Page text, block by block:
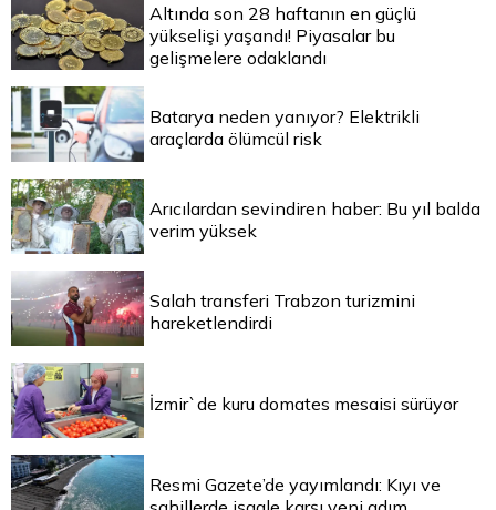
Altında son 28 haftanın en güçlü
yükselişi yaşandı! Piyasalar bu
gelişmelere odaklandı
Batarya neden yanıyor? Elektrikli
araçlarda ölümcül risk
Arıcılardan sevindiren haber: Bu yıl balda
verim yüksek
Salah transferi Trabzon turizmini
hareketlendirdi
İzmir`de kuru domates mesaisi sürüyor
Resmi Gazete’de yayımlandı: Kıyı ve